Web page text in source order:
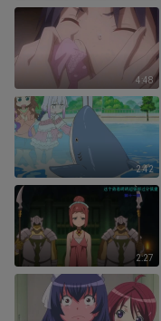
4:48
2:42
2:27